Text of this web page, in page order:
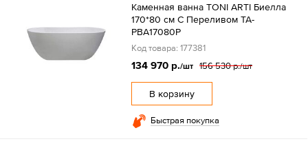
Каменная ванна TONI ARTI Биелла
170*80 см С Переливом TA-
PBA17080P
Код товара: 177381
134 970 р./шт 156 530 р./шт
В корзину
Быстрая покупка